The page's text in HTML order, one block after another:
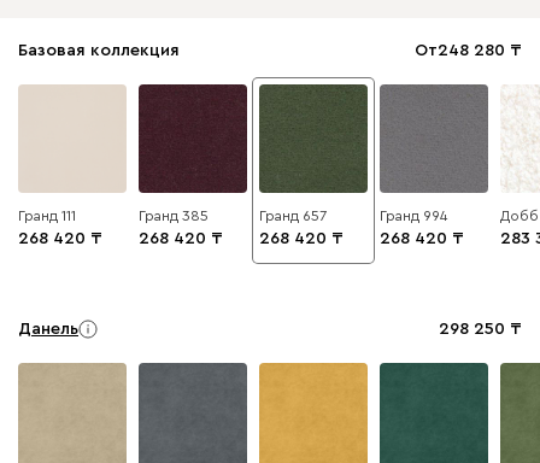
Базовая коллекция От248 280
Гранд 111
268 420
Гранд 385
268 420
Гранд 657
268 420
Гранд 994
268 420 283
Данель 298 250